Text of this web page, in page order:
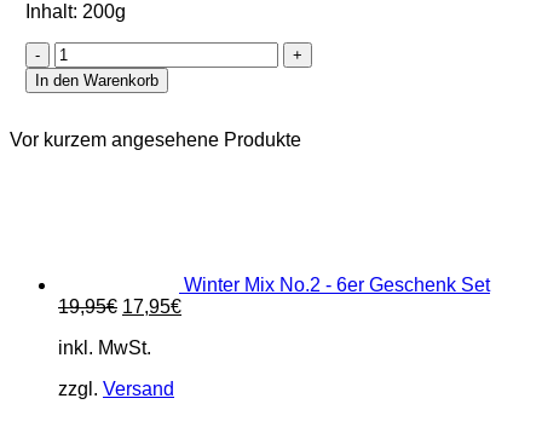
Inhalt: 200g
Naschkatze
(Refill
2-
Menge
In den Warenkorb
Vor kurzem angesehene Produkte
Winter Mix No.2 - 6er Geschenk Set
19,95€ Ursprünglicher
war:
17,95€Aktueller
inkl. MwSt.
zzgl. Versand